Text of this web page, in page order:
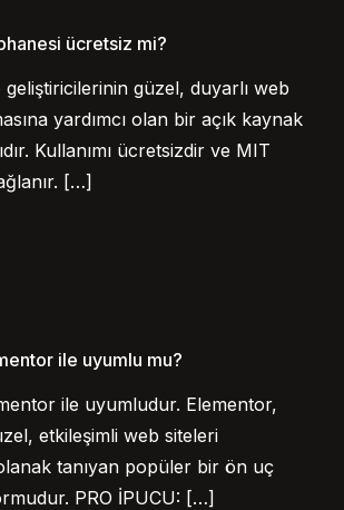
ücretsiz mi?
güzel, duyarlı web
yardımcı olan bir açık kaynak
Kullanımı ücretsizdir ve MIT
[…]
ile uyumlu mu?
ile uyumludur. Elementor,
etkileşimli web siteleri
tanıyan popüler bir ön uç
PRO İPUCU: […]